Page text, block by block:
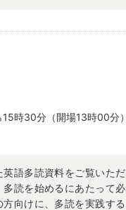
時30分（開場13時00分）
語多読資料をご覧いただ
読を始めるにあたって必
向けに、多読を実践する